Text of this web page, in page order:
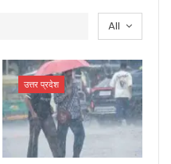
All
उत्तर प्रदेश